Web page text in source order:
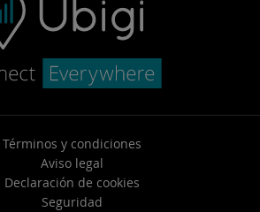
Términos y condiciones
Aviso legal
Declaración de cookies
Seguridad